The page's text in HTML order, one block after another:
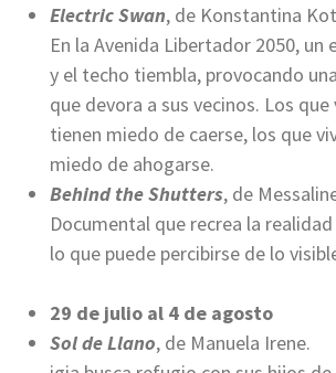
Electric Swan, de Konstantina
En la Avenida Libertador 2050, un
y el techo tiembla, provocando
que devora a sus vecinos. Los que
tienen miedo de caerse, los que
miedo de ahogarse.
Behind the Shutters, de
Documental que recrea la
lo que puede percibirse de lo
29 de julio al 4 de agosto
Sol de Llano, de Manuela Irene.